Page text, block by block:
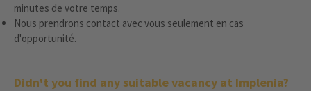
minutes de votre temps.
Nous prendrons contact avec vous seulement en cas
d'opportunité.
Didn't you find any suitable vacancy at Implenia?